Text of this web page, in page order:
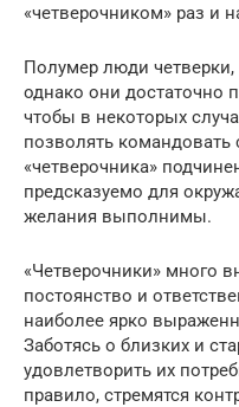
«четверочником» раз и
Полумер люди
однако они достаточно
чтобы в некоторых
позволять
«четверочника»
предсказуемо для
желания выполнимы.
«Четверочники» много
постоянство и
наиболее ярко
Заботясь о близких и
удовлетворить их
правило, стремятся